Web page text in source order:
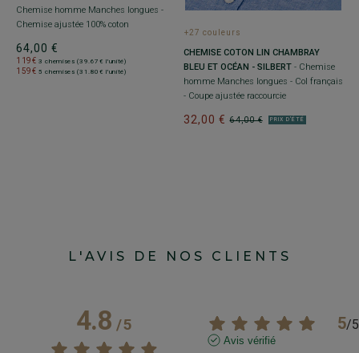
Chemise homme Manches longues -
Chemise ajustée 100% coton
64,00 €
119€ 3 chemises (39.67€ l'unité)
159€ 5 chemises (31.80€ l'unité)
+27 couleurs
CHEMISE COTON LIN CHAMBRAY
BLEU ET OCÉAN - SILBERT - Chemise
homme Manches longues - Col français
- Coupe ajustée raccourcie
64,00 €
32,00 € PRIX D'ÉTÉ
L'AVIS DE NOS CLIENTS
4.8/5 5/5
Avis vérifié